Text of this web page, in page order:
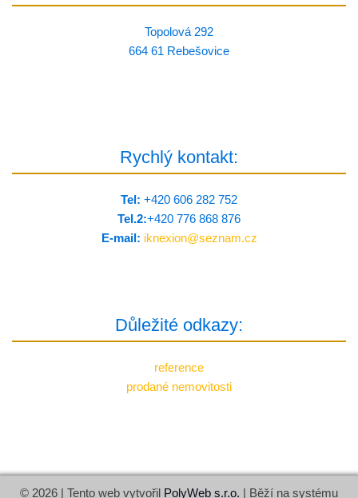
Topolová 292
664 61 Rebešovice
Rychlý kontakt:
Tel: +420 606 282 752
Tel.2:+420 776 8­68 876
E-mail: iknexion@seznam.cz
Důležité odkazy:
reference
prodané nemovitosti
© 2026 | Tento web vytvořil PolyWeb s.r.o. | Běží na systému